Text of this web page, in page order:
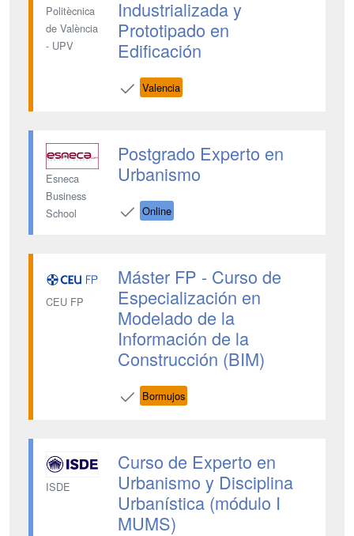
Politècnica
de València
- UPV
Industrializada y
Prototipado en
Edificación
Valencia
Esneca
Business
School
Postgrado Experto en
Urbanismo
Online
CEU FP
Máster FP - Curso de
Especialización en
Modelado de la
Información de la
Construcción (BIM)
Bormujos
ISDE
Curso de Experto en
Urbanismo y Disciplina
Urbanística (módulo I
MUMS)